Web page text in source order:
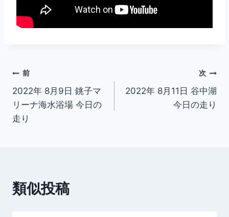
投
稿
ナ
ー
前
2022年 8月9日 銚子マ
リーナ海水浴場 今日の
走り
次
2022年 8月11日 谷中湖
今日の走り
類似投稿